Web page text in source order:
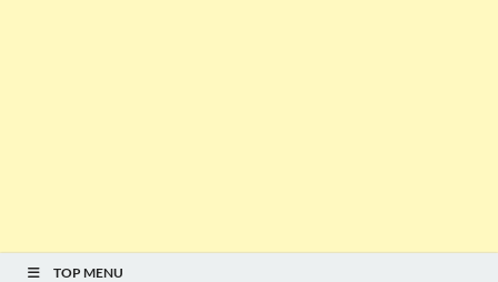
TOP MENU